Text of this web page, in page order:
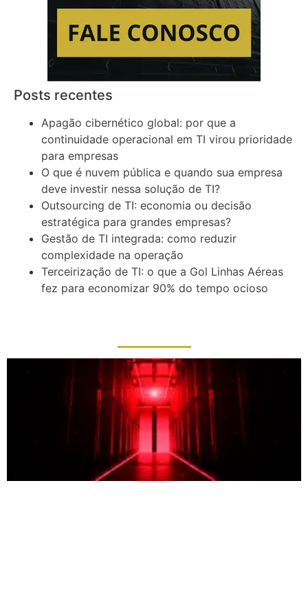
Posts recentes
Apagão cibernético global: por que a
continuidade operacional em TI virou prioridade
para empresas
O que é nuvem pública e quando sua empresa
deve investir nessa solução de TI?
Outsourcing de TI: economia ou decisão
estratégica para grandes empresas?
Gestão de TI integrada: como reduzir
complexidade na operação
Terceirização de TI: o que a Gol Linhas Aéreas
fez para economizar 90% do tempo ocioso